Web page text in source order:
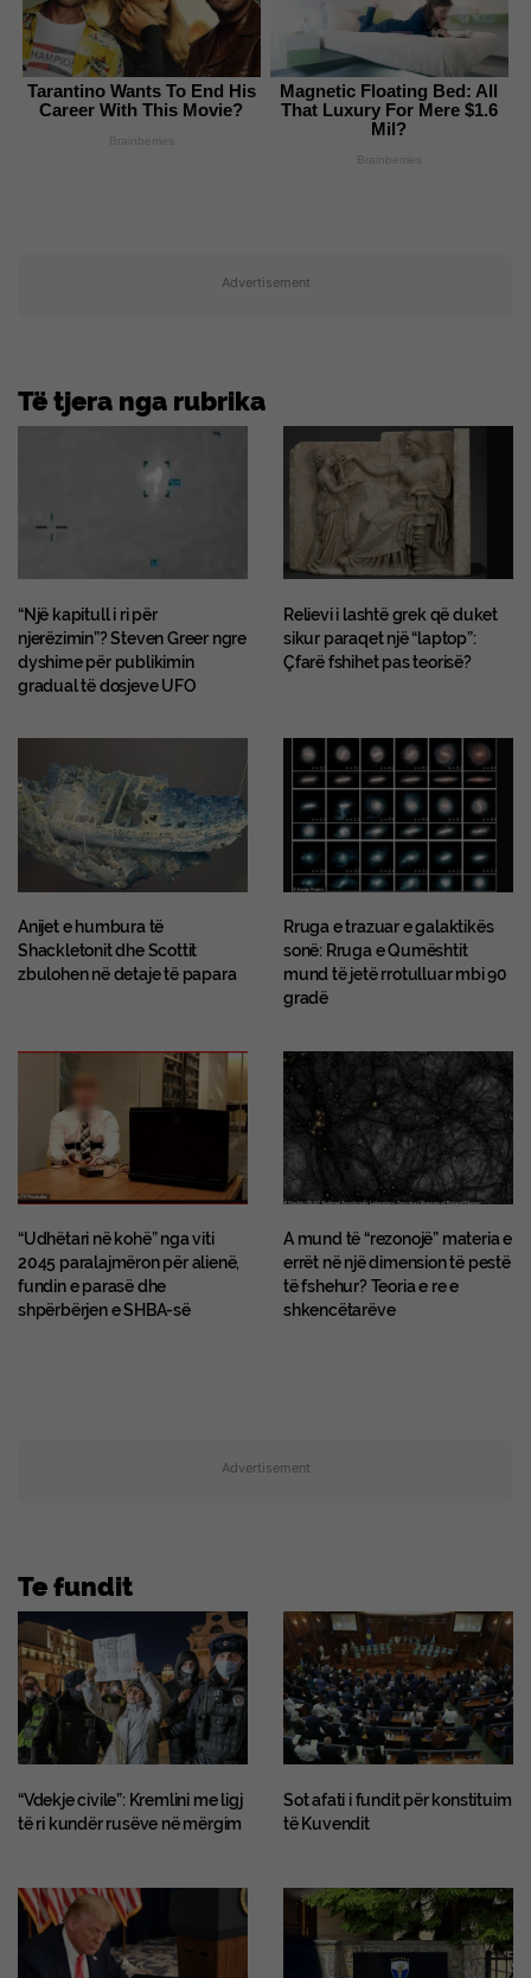
Tarantino Wants To End His
Career With This Movie?
Brainberries
Magnetic Floating Bed: All
That Luxury For Mere $1.6
Mil?
Brainberries
Advertisement
Të tjera nga rubrika
“Një kapitull i ri për
njerëzimin”? Steven Greer ngre
dyshime për publikimin
gradual të dosjeve UFO
Relievi i lashtë grek që duket
sikur paraqet një “laptop”:
Çfarë fshihet pas teorisë?
Anijet e humbura të
Shackletonit dhe Scottit
zbulohen në detaje të papara
Rruga e trazuar e galaktikës
sonë: Rruga e Qumështit
mund të jetë rrotulluar mbi 90
gradë
“Udhëtari në kohë” nga viti
2045 paralajmëron për alienë,
fundin e parasë dhe
shpërbërjen e SHBA-së
A mund të “rezonojë” materia e
errët në një dimension të pestë
të fshehur? Teoria e re e
shkencëtarëve
Advertisement
Te fundit
“Vdekje civile”: Kremlini me ligj
të ri kundër rusëve në mërgim
Sot afati i fundit për konstituim
të Kuvendit